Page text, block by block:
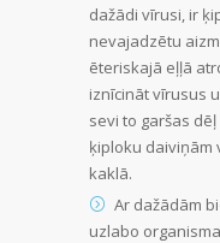
dažādi vīrusi, ir
nevajadzētu
ēteriskajā eļļā
iznīcināt vīrusus
sevi to garšas
ķiploku daiviņām
kaklā.
Ar dažādām
uzlabo